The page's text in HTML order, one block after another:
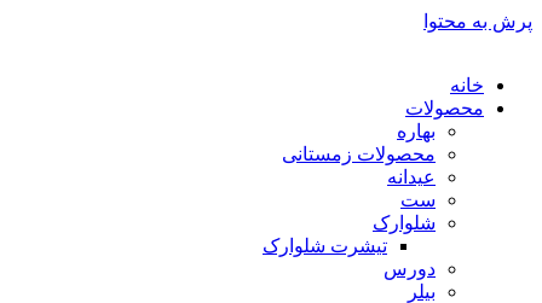
پرش به محتوا
خانه
محصولات
بهاره
محصولات زمستانی
عیدانه
ست
شلوارک
تیشرت شلوارک
دورس
بیلر